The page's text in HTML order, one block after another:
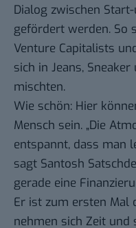
Dialog zwischen
gefördert werden. So
Venture Capitalists
sich in Jeans,
mischten.
Wie schön: Hier
Mensch sein. „Die
entspannt, dass man
sagt Santosh
gerade eine
Er ist zum ersten Mal
nehmen sich Zeit und